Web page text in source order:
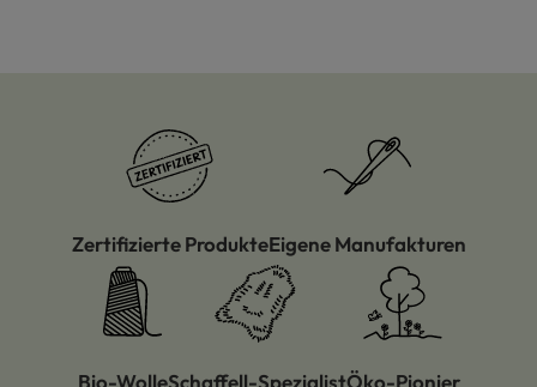
Zertifizierte ProdukteEigene Manufakturen
Bio-WolleSchaffell-SpezialistÖko-Pionier